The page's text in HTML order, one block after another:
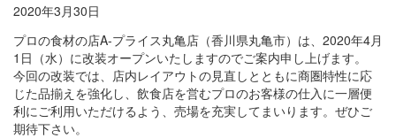
トーホーグループのサステナビリティ
ニュース
採用情報
お問い合わせ
2020年3月30日
プロの食材の店A-プライス丸亀店（香川県丸亀市）は、2020年4月
1日（水）に改装オープンいたしますのでご案内申し上げます。
今回の改装では、店内レイアウトの見直しとともに商圏特性に応
じた品揃えを強化し、飲食店を営むプロのお客様の仕入に一層便
利にご利用いただけるよう、売場を充実してまいります。ぜひご
期待下さい。